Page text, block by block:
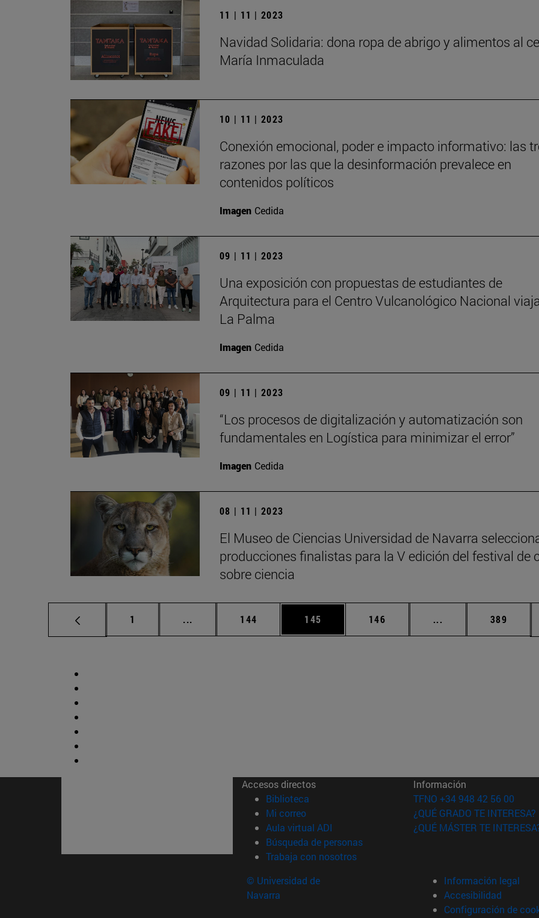
11 | 11 | 2023
Navidad Solidaria: dona ropa de abrigo y alimentos al
María Inmaculada
10 | 11 | 2023
Conexión emocional, poder e impacto informativo: las
razones por las que la desinformación prevalece en
contenidos políticos
Imagen Cedida
09 | 11 | 2023
Una exposición con propuestas de estudiantes de
Arquitectura para el Centro Vulcanológico Nacional
La Palma
Imagen Cedida
09 | 11 | 2023
“Los procesos de digitalización y automatización son
fundamentales en Logística para minimizar el error”
Imagen Cedida
08 | 11 | 2023
El Museo de Ciencias Universidad de Navarra
producciones finalistas para la V edición del festival de
sobre ciencia
Página
1 ... Páginas intermedias Use TAB para desplazarse.
Página
144 Página
145 Página
146 ... Páginas intermedias
Página
389
Accesos directos
Biblioteca (abre en nueva ventana)
Mi correo(abre en nueva ventana)
Aula virtual ADI (abre en nueva ventana)
Búsqueda de personas(abre en nueva ventana)
Trabaja con nosotros(abre en nueva ventana)
Información
TFNO +34 948 42 56 00
¿QUÉ GRADO TE INTERESA?
¿QUÉ MÁSTER TE
© Universidad de
Navarra
Información legal
Accesibilidad
Configuración de